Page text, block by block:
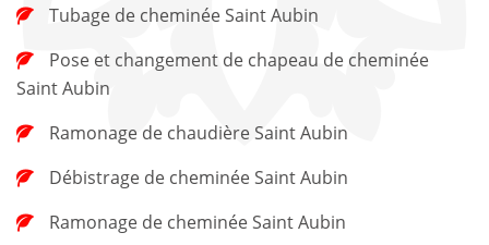
Tubage de cheminée Saint Aubin
Saint Aubin
Ramonage de chaudière Saint Aubin
Débistrage de cheminée Saint Aubin
Ramonage de cheminée Saint Aubin